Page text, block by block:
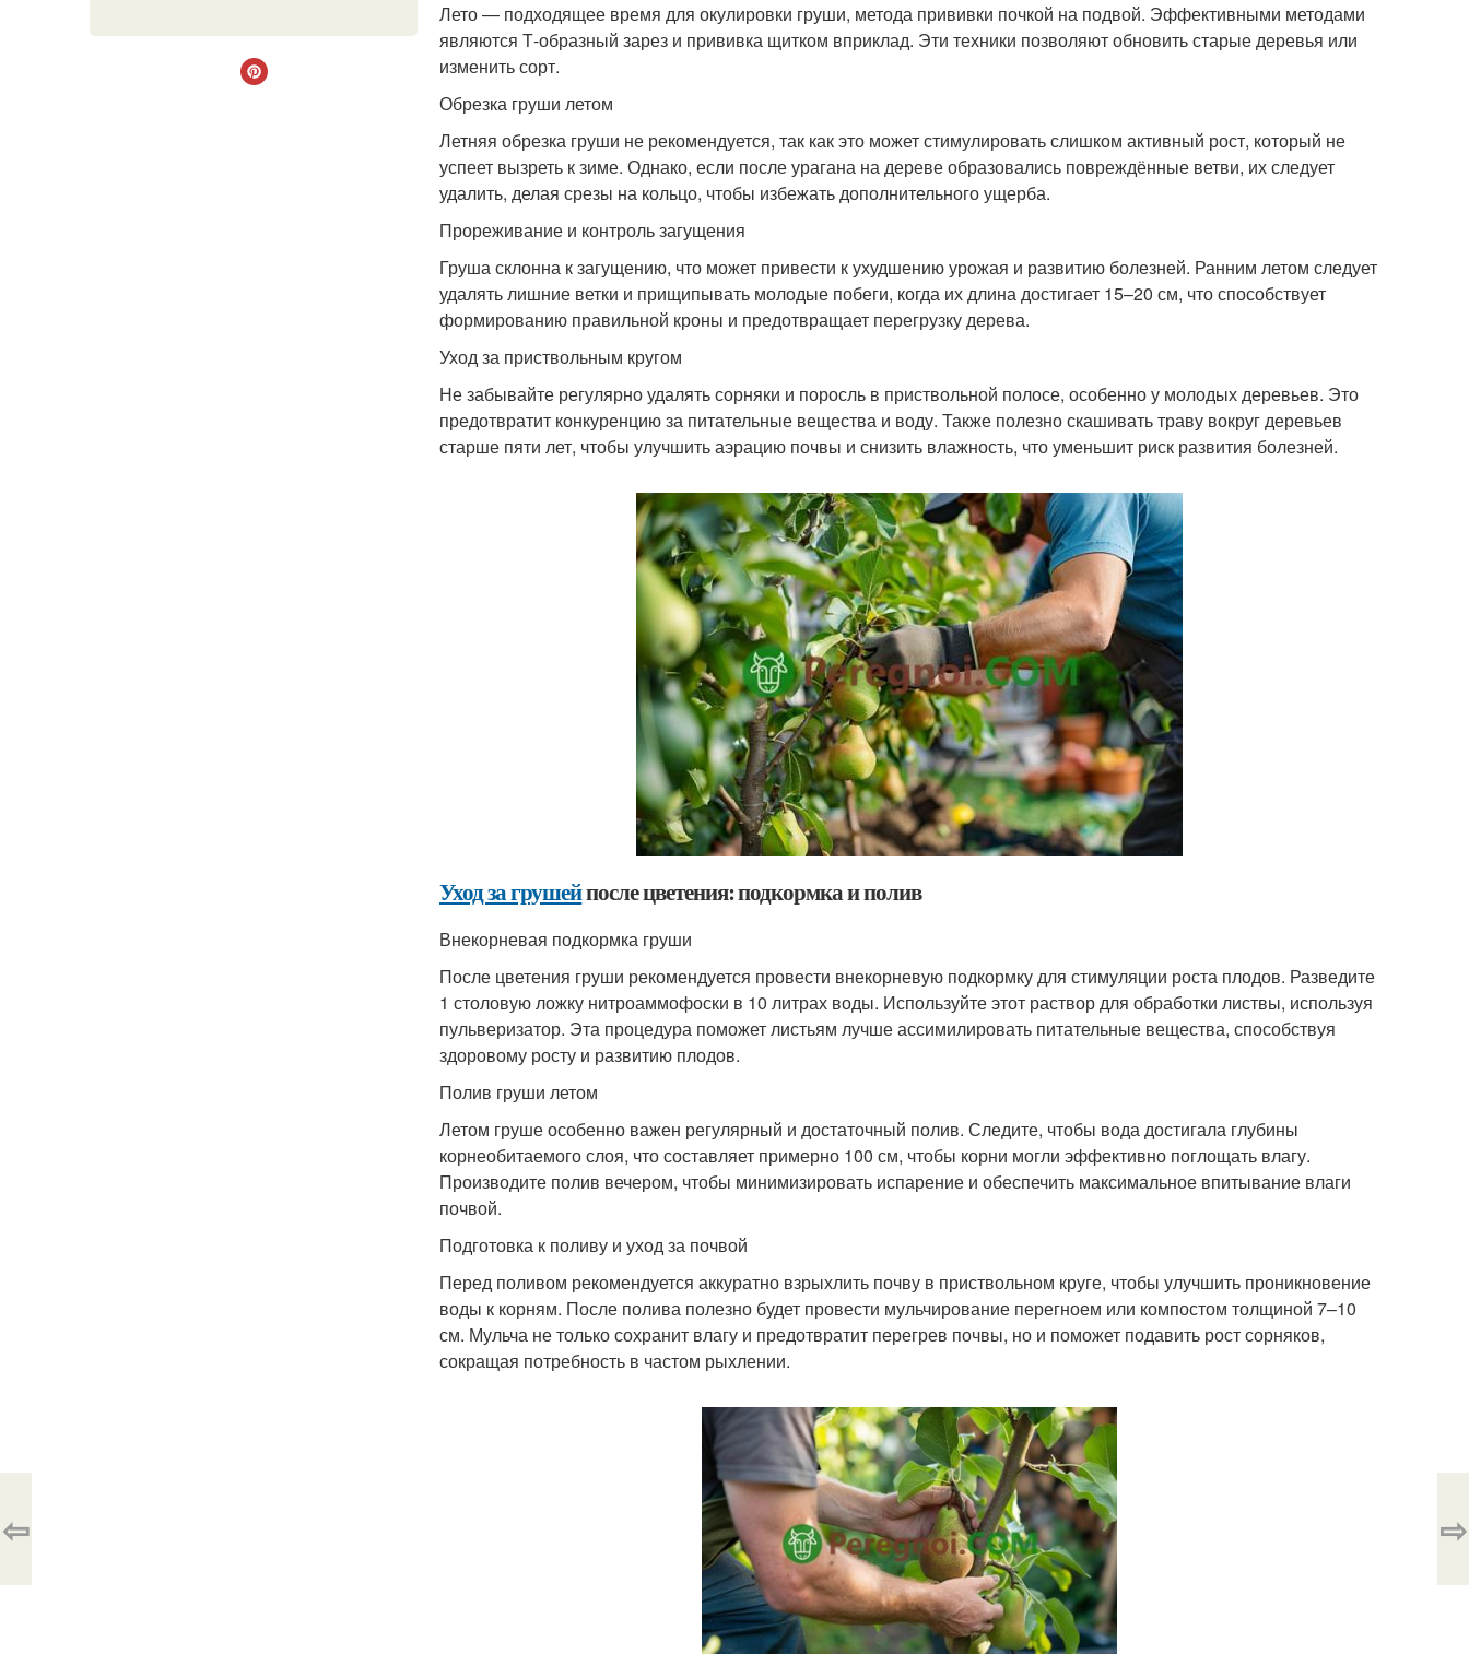
Лето — подходящее время для окулировки груши, метода прививки почкой на подвой. Эффективными методами
являются Т-образный зарез и прививка щитком вприклад. Эти техники позволяют обновить старые деревья или
изменить сорт.
Обрезка груши летом
Летняя обрезка груши не рекомендуется, так как это может стимулировать слишком активный рост, который не
успеет вызреть к зиме. Однако, если после урагана на дереве образовались повреждённые ветви, их следует
удалить, делая срезы на кольцо, чтобы избежать дополнительного ущерба.
Прореживание и контроль загущения
Груша склонна к загущению, что может привести к ухудшению урожая и развитию болезней. Ранним летом следует
удалять лишние ветки и прищипывать молодые побеги, когда их длина достигает 15–20 см, что способствует
формированию правильной кроны и предотвращает перегрузку дерева.
Уход за приствольным кругом
Не забывайте регулярно удалять сорняки и поросль в приствольной полосе, особенно у молодых деревьев. Это
предотвратит конкуренцию за питательные вещества и воду. Также полезно скашивать траву вокруг деревьев
старше пяти лет, чтобы улучшить аэрацию почвы и снизить влажность, что уменьшит риск развития болезней.
Уход за грушейпосле цветения: подкормка и полив
Внекорневая подкормка груши
После цветения груши рекомендуется провести внекорневую подкормку для стимуляции роста плодов. Разведите
1 столовую ложку нитроаммофоски в 10 литрах воды. Используйте этот раствор для обработки листвы, используя
пульверизатор. Эта процедура поможет листьям лучше ассимилировать питательные вещества, способствуя
здоровому росту и развитию плодов.
Полив груши летом
Летом груше особенно важен регулярный и достаточный полив. Следите, чтобы вода достигала глубины
корнеобитаемого слоя, что составляет примерно 100 см, чтобы корни могли эффективно поглощать влагу.
Производите полив вечером, чтобы минимизировать испарение и обеспечить максимальное впитывание влаги
почвой.
Подготовка к поливу и уход за почвой
Перед поливом рекомендуется аккуратно взрыхлить почву в приствольном круге, чтобы улучшить проникновение
воды к корням. После полива полезно будет провести мульчирование перегноем или компостом толщиной 7–10
см. Мульча не только сохранит влагу и предотвратит перегрев почвы, но и поможет подавить рост сорняков,
сокращая потребность в частом рыхлении.
⇦ ⇨